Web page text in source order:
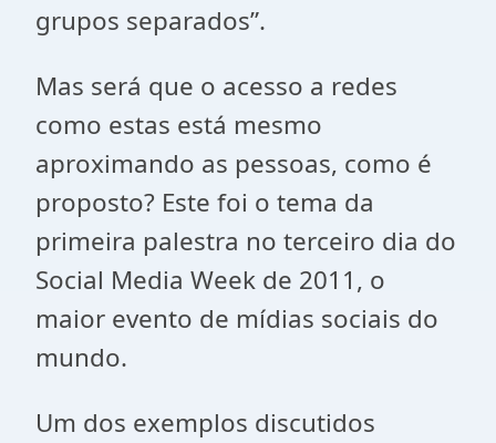
grupos separados”.
Mas será que o acesso a redes
como estas está mesmo
aproximando as pessoas, como é
proposto? Este foi o tema da
primeira palestra no terceiro dia do
Social Media Week de 2011, o
maior evento de mídias sociais do
mundo.
Um dos exemplos discutidos